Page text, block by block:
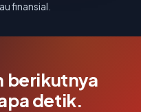
finansial.
berikutnya
detik.